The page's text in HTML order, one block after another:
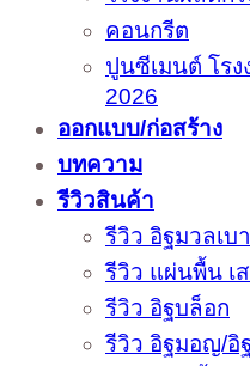
คอนกรีต
ปูนซีเมนต์ โร
2026
ออกแบบ/ก่อสร้าง
บทความ
รีวิวสินค้า
รีวิว อิฐมวลเบา
รีวิว แผ่นพื้น เ
รีวิว อิฐบล็อก
รีวิว อิฐมอญ/อิ